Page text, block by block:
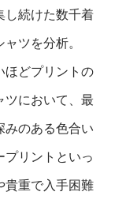
し続けた数千着
ツを分析。
ほどプリントの
ツにおいて、最
みのある色合い
プリントといっ
貴重で入手困難